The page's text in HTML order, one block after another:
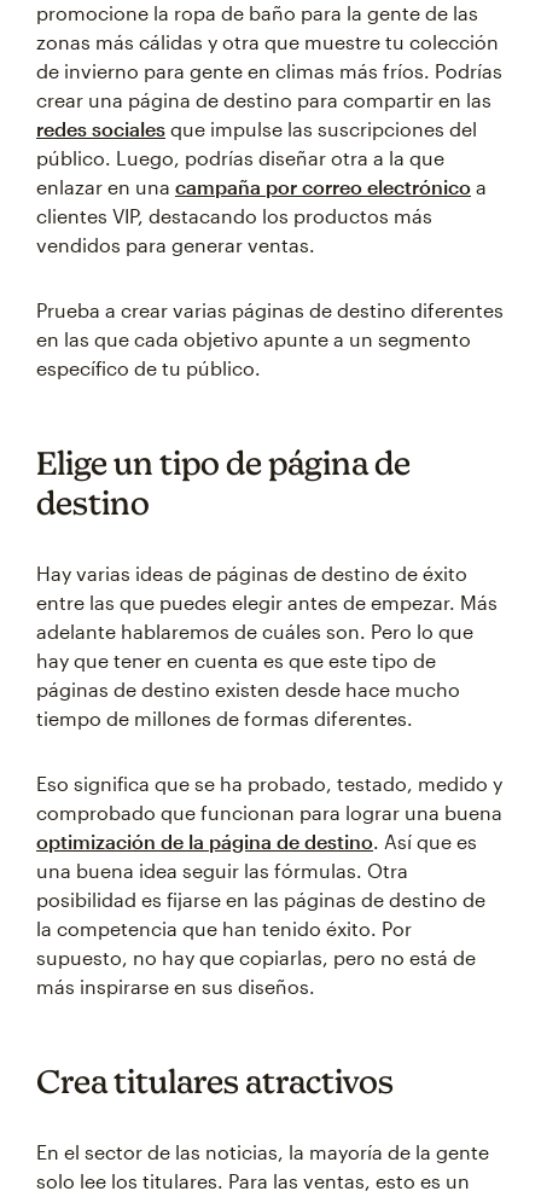
promocione la ropa de baño para la gente de las
zonas más cálidas y otra que muestre tu colección
de invierno para gente en climas más fríos. Podrías
crear una página de destino para compartir en las
redes sociales que impulse las suscripciones del
público. Luego, podrías diseñar otra a la que
enlazar en una campaña por correo electrónico a
clientes VIP, destacando los productos más
vendidos para generar ventas.
Prueba a crear varias páginas de destino diferentes
en las que cada objetivo apunte a un segmento
específico de tu público.
Elige un tipo de página de
destino
Hay varias ideas de páginas de destino de éxito
entre las que puedes elegir antes de empezar. Más
adelante hablaremos de cuáles son. Pero lo que
hay que tener en cuenta es que este tipo de
páginas de destino existen desde hace mucho
tiempo de millones de formas diferentes.
Eso significa que se ha probado, testado, medido y
comprobado que funcionan para lograr una buena
optimización de la página de destino. Así que es
una buena idea seguir las fórmulas. Otra
posibilidad es fijarse en las páginas de destino de
la competencia que han tenido éxito. Por
supuesto, no hay que copiarlas, pero no está de
más inspirarse en sus diseños.
Crea titulares atractivos
En el sector de las noticias, la mayoría de la gente
solo lee los titulares. Para las ventas, esto es un